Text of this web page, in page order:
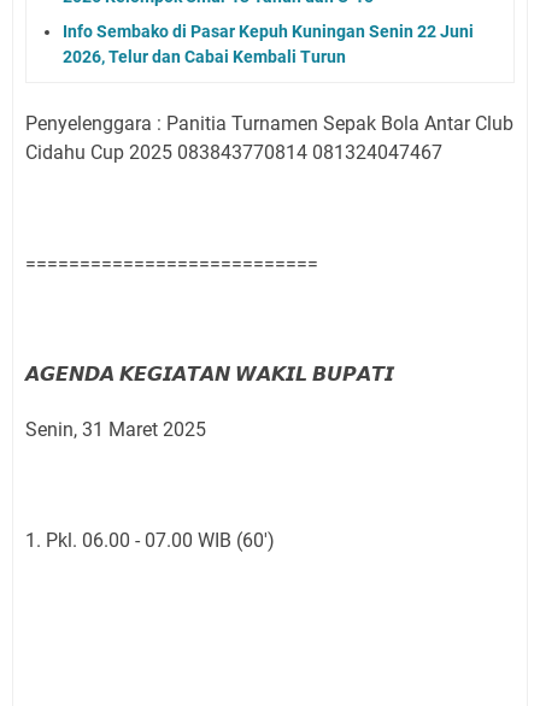
Info Sembako di Pasar Kepuh Kuningan Senin 22 Juni
2026, Telur dan Cabai Kembali Turun
Penyelenggara : Panitia Turnamen Sepak Bola Antar Club
Cidahu Cup 2025 083843770814 081324047467
===========================
𝘼𝙂𝙀𝙉𝘿𝘼 𝙆𝙀𝙂𝙄𝘼𝙏𝘼𝙉 𝙒𝘼𝙆𝙄𝙇 𝘽𝙐𝙋𝘼𝙏𝙄
Senin, 31 Maret 2025
1. Pkl. 06.00 - 07.00 WIB (60')